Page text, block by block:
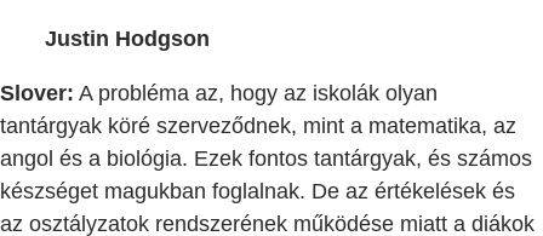
Justin Hodgson
Slover: A probléma az, hogy az iskolák olyan
tantárgyak köré szerveződnek, mint a matematika, az
angol és a biológia. Ezek fontos tantárgyak, és számos
készséget magukban foglalnak. De az értékelések és
az osztályzatok rendszerének működése miatt a diákok